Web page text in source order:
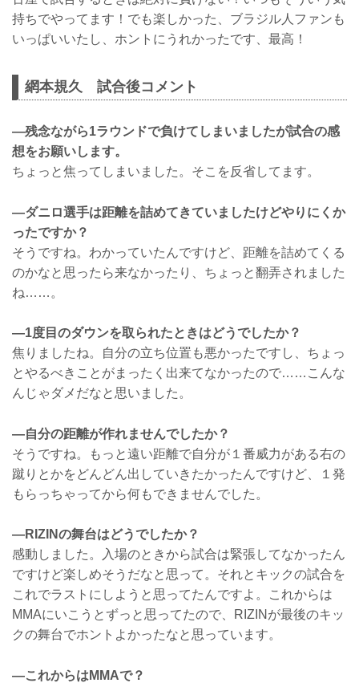
持ちでやってます！でも楽しかった、ブラジル人ファンも
いっぱいいたし、ホントにうれかったです、最高！
網本規久 試合後コメント
—残念ながら1ラウンドで負けてしまいましたが試合の感
想をお願いします。
ちょっと焦ってしまいました。そこを反省してます。
—ダニロ選手は距離を詰めてきていましたけどやりにくか
ったですか？
そうですね。わかっていたんですけど、距離を詰めてくる
のかなと思ったら来なかったり、ちょっと翻弄されました
ね……。
—1度目のダウンを取られたときはどうでしたか？
焦りましたね。自分の立ち位置も悪かったですし、ちょっ
とやるべきことがまったく出来てなかったので……こんな
んじゃダメだなと思いました。
—自分の距離が作れませんでしたか？
そうですね。もっと遠い距離で自分が１番威力がある右の
蹴りとかをどんどん出していきたかったんですけど、１発
もらっちゃってから何もできませんでした。
—RIZINの舞台はどうでしたか？
感動しました。入場のときから試合は緊張してなかったん
ですけど楽しめそうだなと思って。それとキックの試合を
これでラストにしようと思ってたんですよ。これからは
MMAにいこうとずっと思ってたので、RIZINが最後のキッ
クの舞台でホントよかったなと思っています。
—これからはMMAで？